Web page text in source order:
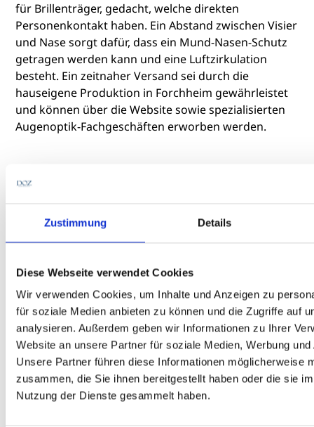
Zustimmung Details
Diese Webseite verwendet Cookies
Wir verwenden Cookies, um Inhalte und Anzeigen zu
für soziale Medien anbieten zu können und die Zugriffe auf
analysieren. Außerdem geben wir Informationen zu Ihrer
Website an unsere Partner für soziale Medien, Werbung
Unsere Partner führen diese Informationen möglicherweise
zusammen, die Sie ihnen bereitgestellt haben oder die sie
Nutzung der Dienste gesammelt haben.
für Brillenträger, gedacht, welche direkten
Personenkontakt haben. Ein Abstand zwischen Visier
und Nase sorgt dafür, dass ein Mund-Nasen-Schutz
getragen werden kann und eine Luftzirkulation
besteht. Ein zeitnaher Versand sei durch die
hauseigene Produktion in Forchheim gewährleistet
und können über die Website sowie spezialisierten
Augenoptik-Fachgeschäften erworben werden.
Geschrieben von